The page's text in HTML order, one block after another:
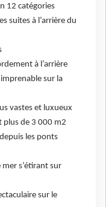
12 catégories
suites à l’arrière du
à l’arrière
sur la
vastes et luxueux
plus de 3 000 m2
les ponts
s’étirant sur
sur le